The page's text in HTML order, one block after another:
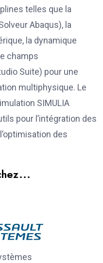
telles que la
Abaqus), la
la dynamique
champs
Suite) pour une
multiphysique. Le
SIMULIA
pour l’intégration des
des